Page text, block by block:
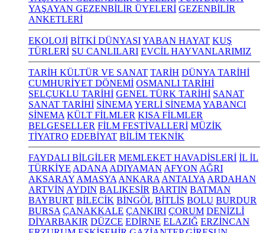
YAŞAYAN GEZENBİLİR ÜYELERİ GEZENBİLİR
ANKETLERİ
EKOLOJİ BİTKİ DÜNYASIYABAN HAYAT KUŞ
TÜRLERİ SU CANLILARI EVCİL HAYVANLARIMIZ
TARİH KÜLTÜR VE SANAT TARİH DÜNYA TARİHİ
CUMHURİYET DÖNEMİ OSMANLI TARİHİ
SELÇUKLU TARİHİ GENEL TÜRK TARİHİ SANAT
SANAT TARİHİ SİNEMA YERLİ SİNEMA YABANCI
SİNEMA KÜLT FİLMLER KISA FİLMLER
BELGESELLER FİLM FESTİVALLERİ MÜZİK
TİYATRO EDEBİYAT BİLİM TEKNİK
FAYDALI BİLGİLER MEMLEKET HAVADİSLERİ İL İL
TÜRKİYE ADANA ADIYAMAN AFYON AĞRI
AKSARAY AMASYA ANKARA ANTALYA ARDAHAN
ARTVİN AYDIN BALIKESİR BARTIN BATMAN
BAYBURT BİLECİK BİNGÖL BİTLİS BOLU BURDUR
BURSA ÇANAKKALE ÇANKIRI ÇORUM DENİZLİ
DİYARBAKIR DÜZCE EDİRNE ELAZIĞ ERZİNCAN